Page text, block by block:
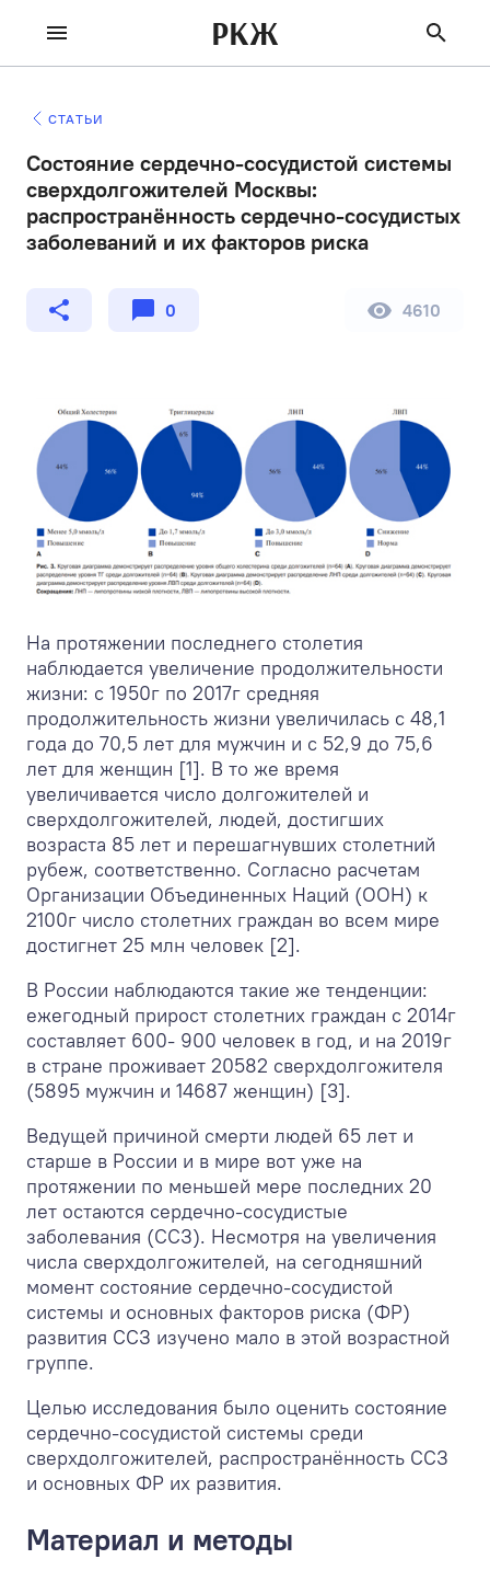
РКЖ
СТАТЬИ
Состояние сердечно-сосудистой системы
сверхдолгожителей Москвы:
распространённость сердечно-сосудистых
заболеваний и их факторов риска
0 4610
На протяжении последнего столетия
наблюдается увеличение продолжительности
жизни: с 1950г по 2017г средняя
продолжительность жизни увеличилась с 48,1
года до 70,5 лет для мужчин и с 52,9 до 75,6
лет для женщин [1]. В то же время
увеличивается число долгожителей и
сверхдолгожителей, людей, достигших
возраста 85 лет и перешагнувших столетний
рубеж, соответственно. Согласно расчетам
Организации Объединенных Наций (ООН) к
2100г число столетних граждан во всем мире
достигнет 25 млн человек [2].
В России наблюдаются такие же тенденции:
ежегодный прирост столетних граждан с 2014г
составляет 600- 900 человек в год, и на 2019г
в стране проживает 20582 сверхдолгожителя
(5895 мужчин и 14687 женщин) [3].
Ведущей причиной смерти людей 65 лет и
старше в России и в мире вот уже на
протяжении по меньшей мере последних 20
лет остаются сердечно-сосудистые
заболевания (ССЗ). Несмотря на увеличения
числа сверхдолгожителей, на сегодняшний
момент состояние сердечно-сосудистой
системы и основных факторов риска (ФР)
развития ССЗ изучено мало в этой возрастной
группе.
Целью исследования было оценить состояние
сердечно-сосудистой системы среди
сверхдолгожителей, распространённость ССЗ
и основных ФР их развития.
Материал и методы